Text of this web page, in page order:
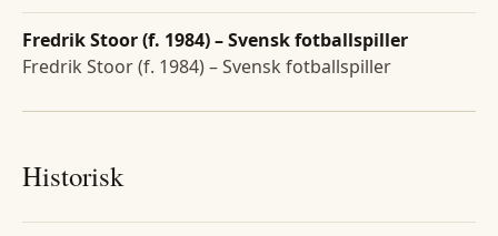
Fredrik Stoor (f. 1984) – Svensk fotballspiller
Fredrik Stoor (f. 1984) – Svensk fotballspiller
Historisk